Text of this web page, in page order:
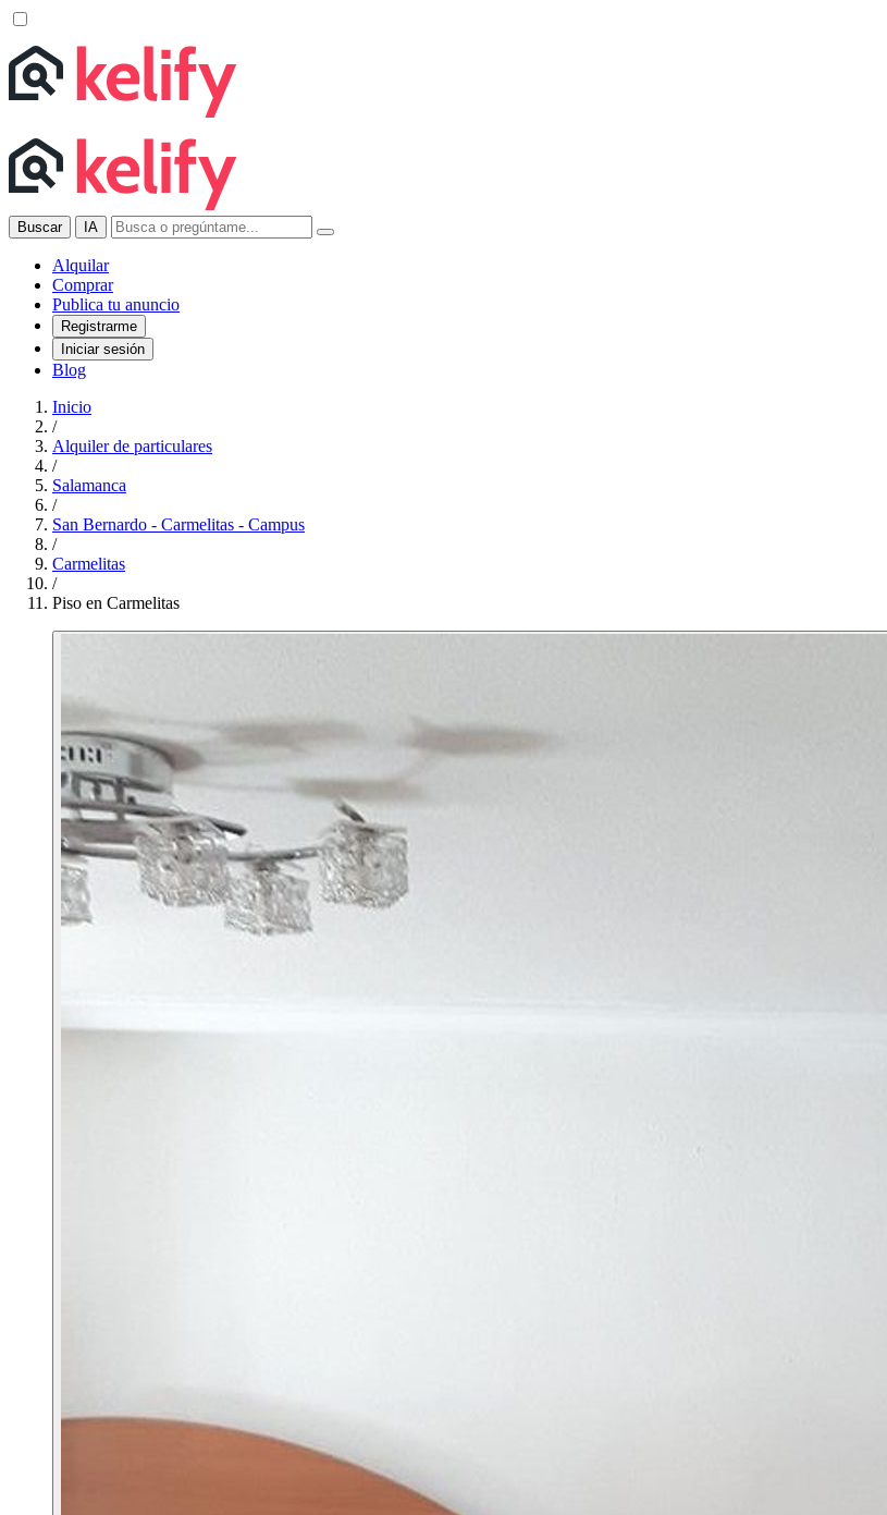
Buscar IA
Alquilar
Comprar
Publica tu anuncio
Registrarme
Iniciar sesión
Blog
Inicio
/
Alquiler de particulares
/
Salamanca
/
San Bernardo - Carmelitas - Campus
/
Carmelitas
/
Piso en Carmelitas